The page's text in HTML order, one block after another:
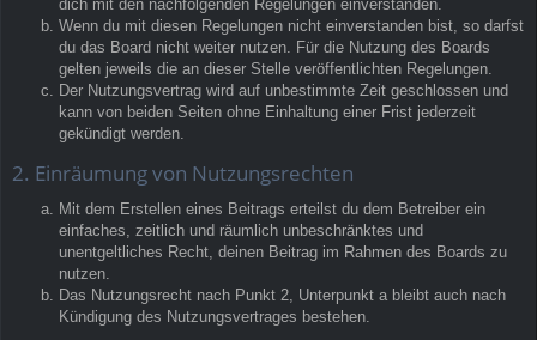
dich mit den nachfolgenden Regelungen einverstanden.
Wenn du mit diesen Regelungen nicht einverstanden bist, so darfst
du das Board nicht weiter nutzen. Für die Nutzung des Boards
gelten jeweils die an dieser Stelle veröffentlichten Regelungen.
Der Nutzungsvertrag wird auf unbestimmte Zeit geschlossen und
kann von beiden Seiten ohne Einhaltung einer Frist jederzeit
gekündigt werden.
2. Einräumung von Nutzungsrechten
Mit dem Erstellen eines Beitrags erteilst du dem Betreiber ein
einfaches, zeitlich und räumlich unbeschränktes und
unentgeltliches Recht, deinen Beitrag im Rahmen des Boards zu
nutzen.
Das Nutzungsrecht nach Punkt 2, Unterpunkt a bleibt auch nach
Kündigung des Nutzungsvertrages bestehen.